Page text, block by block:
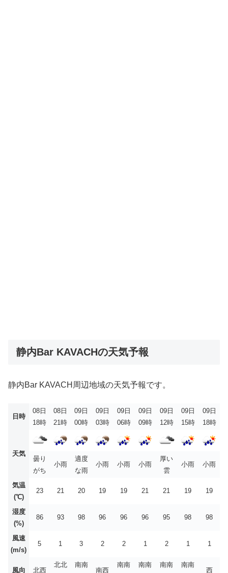
静内Bar KAVACHの天気予報
静内Bar KAVACH周辺地域の天気予報です。
日時
08日
18時
08日
21時
09日
00時
09日
03時
09日
06時
09日
09時
09日
12時
09日
15時
09日
18時
天気
曇り
がち
小雨
適度
な雨
小雨 小雨 小雨
厚い
雲
小雨 小雨
気温
(℃)
23 21 20 19 19 21 21 19 19
湿度
(%)
86 93 98 96 96 96 95 98 98
風速
(m/s)
5 1 3 2 2 1 2 1 1
風向 北西
北北
南南
南西
南南
南南
南南
南南
西